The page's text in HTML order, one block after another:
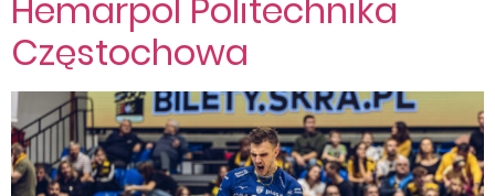
Hemarpol Politechnika
Częstochowa